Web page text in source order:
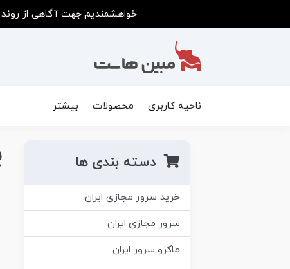
خواهشمندیم جهت آگاهی از
ناحیه کاربری محصولات بیشتر
دسته بندی ها
خرید سرور مجازی ایران
سرور مجازی ایران
ماکرو سرور ایران